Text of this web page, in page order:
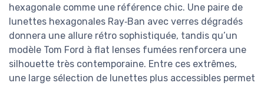
hexagonale comme une référence chic. Une paire de
lunettes hexagonales Ray‑Ban avec verres dégradés
donnera une allure rétro sophistiquée, tandis qu’un
modèle Tom Ford à flat lenses fumées renforcera une
silhouette très contemporaine. Entre ces extrêmes,
une large sélection de lunettes plus accessibles permet